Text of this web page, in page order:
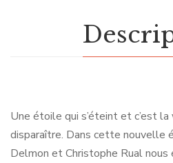
Une étoile qui s’éteint et c’est
disparaître. Dans cette nouvelle
Delmon et Christophe Rual nous